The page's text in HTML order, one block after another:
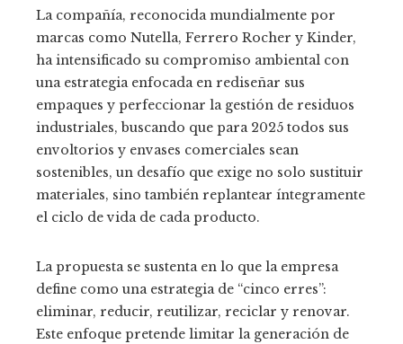
La compañía, reconocida mundialmente por
marcas como Nutella, Ferrero Rocher y Kinder,
ha intensificado su compromiso ambiental con
una estrategia enfocada en rediseñar sus
empaques y perfeccionar la gestión de residuos
industriales, buscando que para 2025 todos sus
envoltorios y envases comerciales sean
sostenibles, un desafío que exige no solo sustituir
materiales, sino también replantear íntegramente
el ciclo de vida de cada producto.
La propuesta se sustenta en lo que la empresa
define como una estrategia de “cinco erres”:
eliminar, reducir, reutilizar, reciclar y renovar.
Este enfoque pretende limitar la generación de